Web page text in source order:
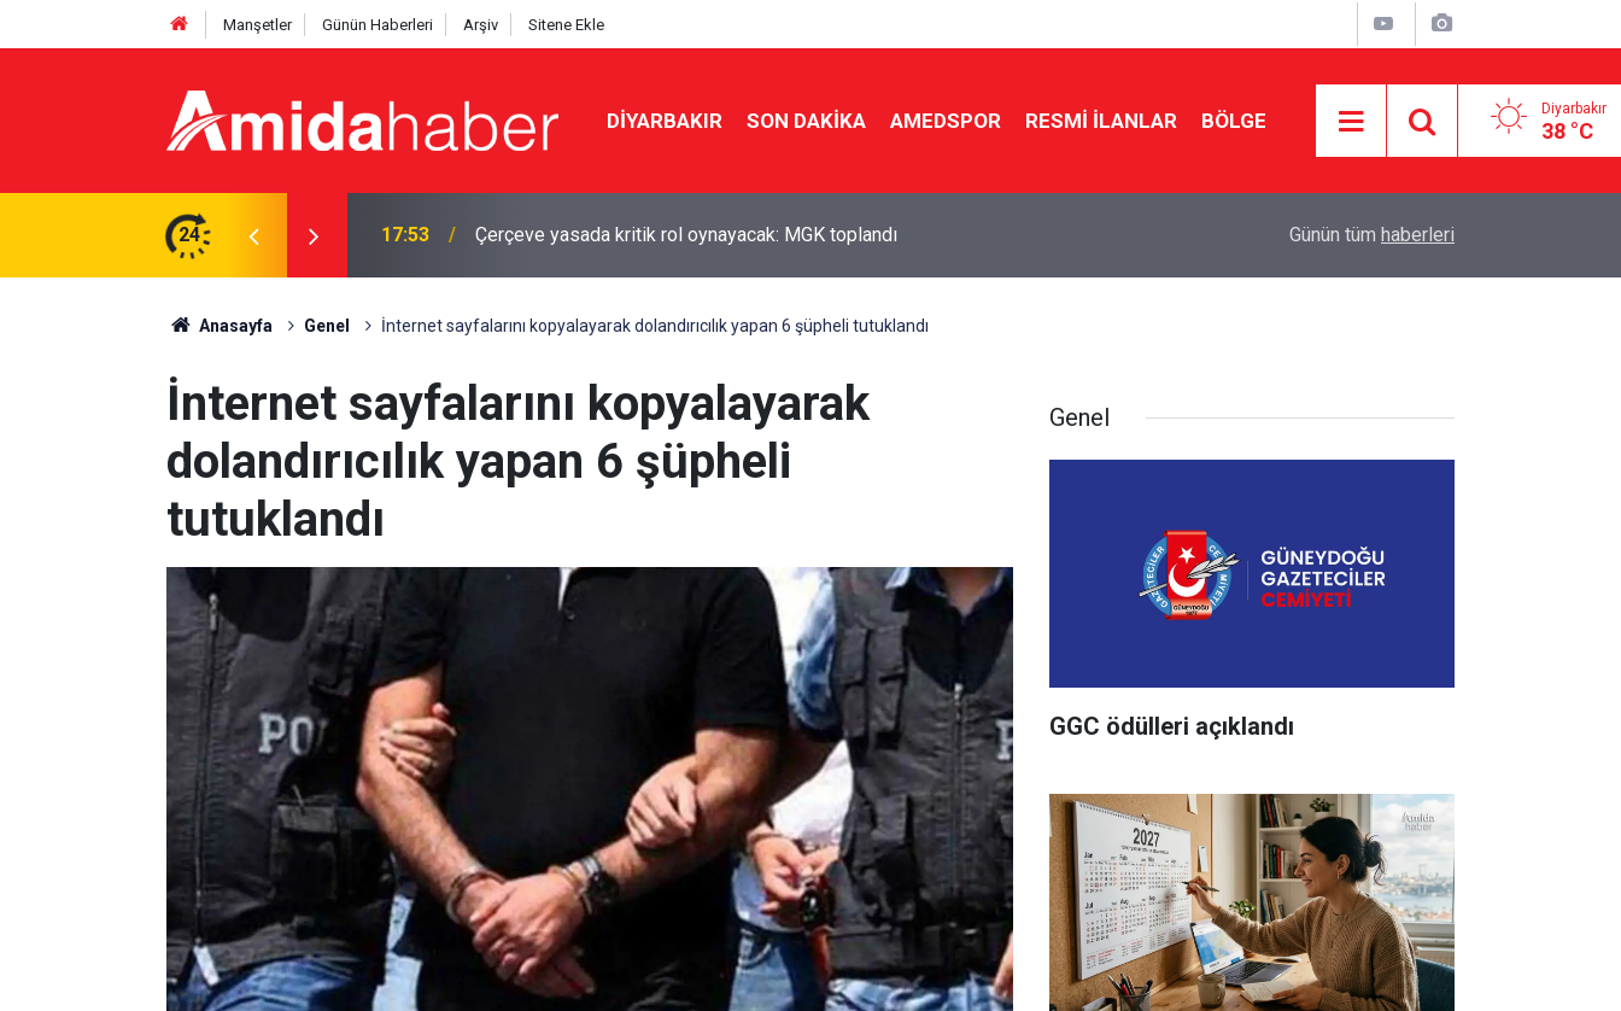
Manşetler Günün Haberleri Arşiv Sitene Ekle
DIYARBAKIR SON DAKIKA AMEDSPOR RESMI İLANLAR BÖLGE Diyarbakır
38 °C
24 17:12 Bingöl'de zincirleme kaza: 5 yaralı DEM Parti ihraç etmişti: Şırnak’ta imar gerginliği
Günün tüm haberleri
Anasayfa Genel İnternet sayfalarını kopyalayarak dolandırıcılık yapan 6 şüpheli tutuklandı
İnternet sayfalarını kopyalayarak
dolandırıcılık yapan 6 şüpheli
tutuklandı
Genel
GGC ödülleri açıklandı